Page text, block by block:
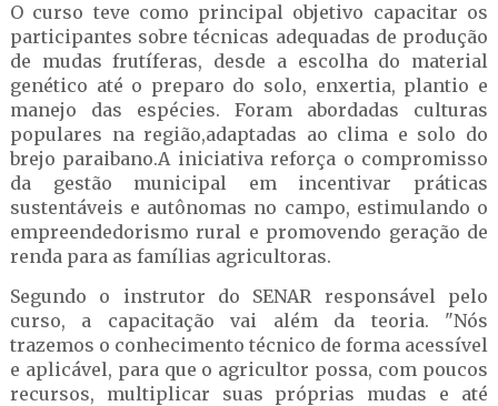
O curso teve como principal objetivo capacitar os
participantes sobre técnicas adequadas de produção
de mudas frutíferas, desde a escolha do material
genético até o preparo do solo, enxertia, plantio e
manejo das espécies. Foram abordadas culturas
populares na região,adaptadas ao clima e solo do
brejo paraibano.A iniciativa reforça o compromisso
da gestão municipal em incentivar práticas
sustentáveis e autônomas no campo, estimulando o
empreendedorismo rural e promovendo geração de
renda para as famílias agricultoras.
Segundo o instrutor do SENAR responsável pelo
curso, a capacitação vai além da teoria. "Nós
trazemos o conhecimento técnico de forma acessível
e aplicável, para que o agricultor possa, com poucos
recursos, multiplicar suas próprias mudas e até